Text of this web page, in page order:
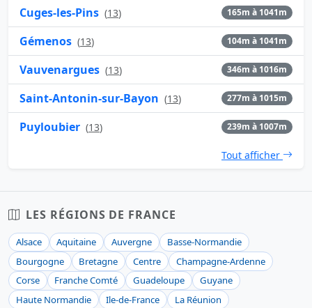
Cuges-les-Pins (13) 165m à 1041m
Gémenos (13) 104m à 1041m
Vauvenargues (13) 346m à 1016m
Saint-Antonin-sur-Bayon (13) 277m à 1015m
Puyloubier (13) 239m à 1007m
Tout afficher
LES RÉGIONS DE FRANCE
Alsace Aquitaine Auvergne
Basse-Normandie
Bourgogne
Bretagne Centre
Champagne-Ardenne
Corse
Franche Comté Guadeloupe
Guyane
Haute Normandie
Ile-de-France
La Réunion